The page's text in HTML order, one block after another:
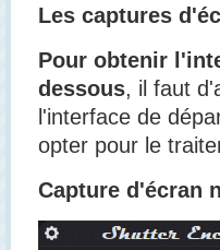
Les captures
Pour obtenir
dessous, il faut
l'interface de
opter pour le
Capture d'écran